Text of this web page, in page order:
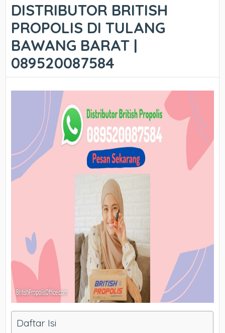
DISTRIBUTOR BRITISH
PROPOLIS DI TULANG
BAWANG BARAT |
089520087584
Daftar Isi